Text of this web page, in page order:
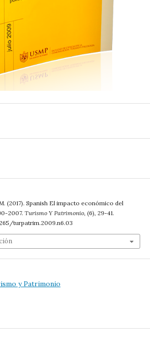
(2017). Spanish El impacto económico del
2007. Turismo Y Patrimonio, (6), 29-41.
turpatrim.2009.n6.03
y Patrimonio